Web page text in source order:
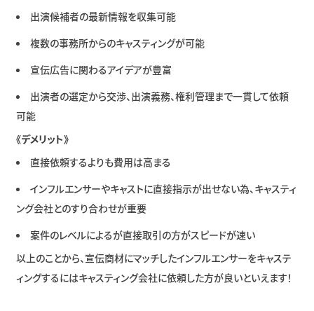
出演候補者の最新情報を収集可能
複数の事務所からのキャスティングが可能
宣伝広告に関わるアイデアが豊富
出演者の選定から交渉、出演義務、権利管理まで一貫して依頼
可能
《デメリット》
直接依頼するよりも費用は高まる
インフルエンサーやキャストに直接指示が出せない為、キャスティ
ング会社とのすり合わせが重要
案件のレベルによるが直接取引の方がスピードが速い
以上のことから、宣伝商材にマッチしたインフルエンサーをキャステ
ィングするにはキャスティング会社に依頼した方が良いといえます！